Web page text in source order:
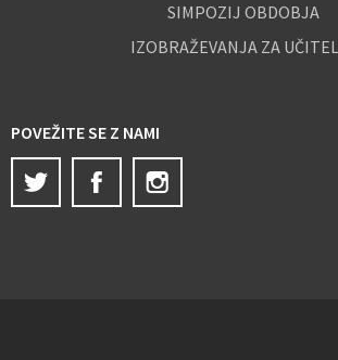
SIMPOZIJ OBDOBJA
IZOBRAŽEVANJA ZA
POVEŽITE SE Z NAMI
Twitter
Facebook